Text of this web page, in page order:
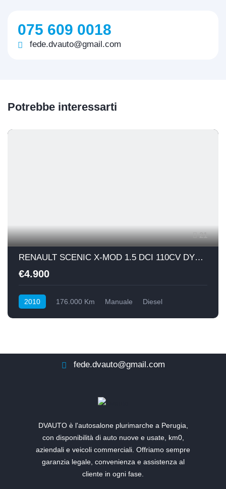
075 609 0018
fede.dvauto@gmail.com
Potrebbe interessarti
21
RENAULT SCENIC X-MOD 1.5 DCI 110CV DYNAMIQUE
€4.900
2010 176.000 Km Manuale
Diesel
fede.dvauto@gmail.com
DVAUTO è l'autosalone plurimarche a Perugia,
con disponibilità di auto nuove e usate, km0,
aziendali e veicoli commerciali. Offriamo sempre
garanzia legale, convenienza e assistenza al
cliente in ogni fase.